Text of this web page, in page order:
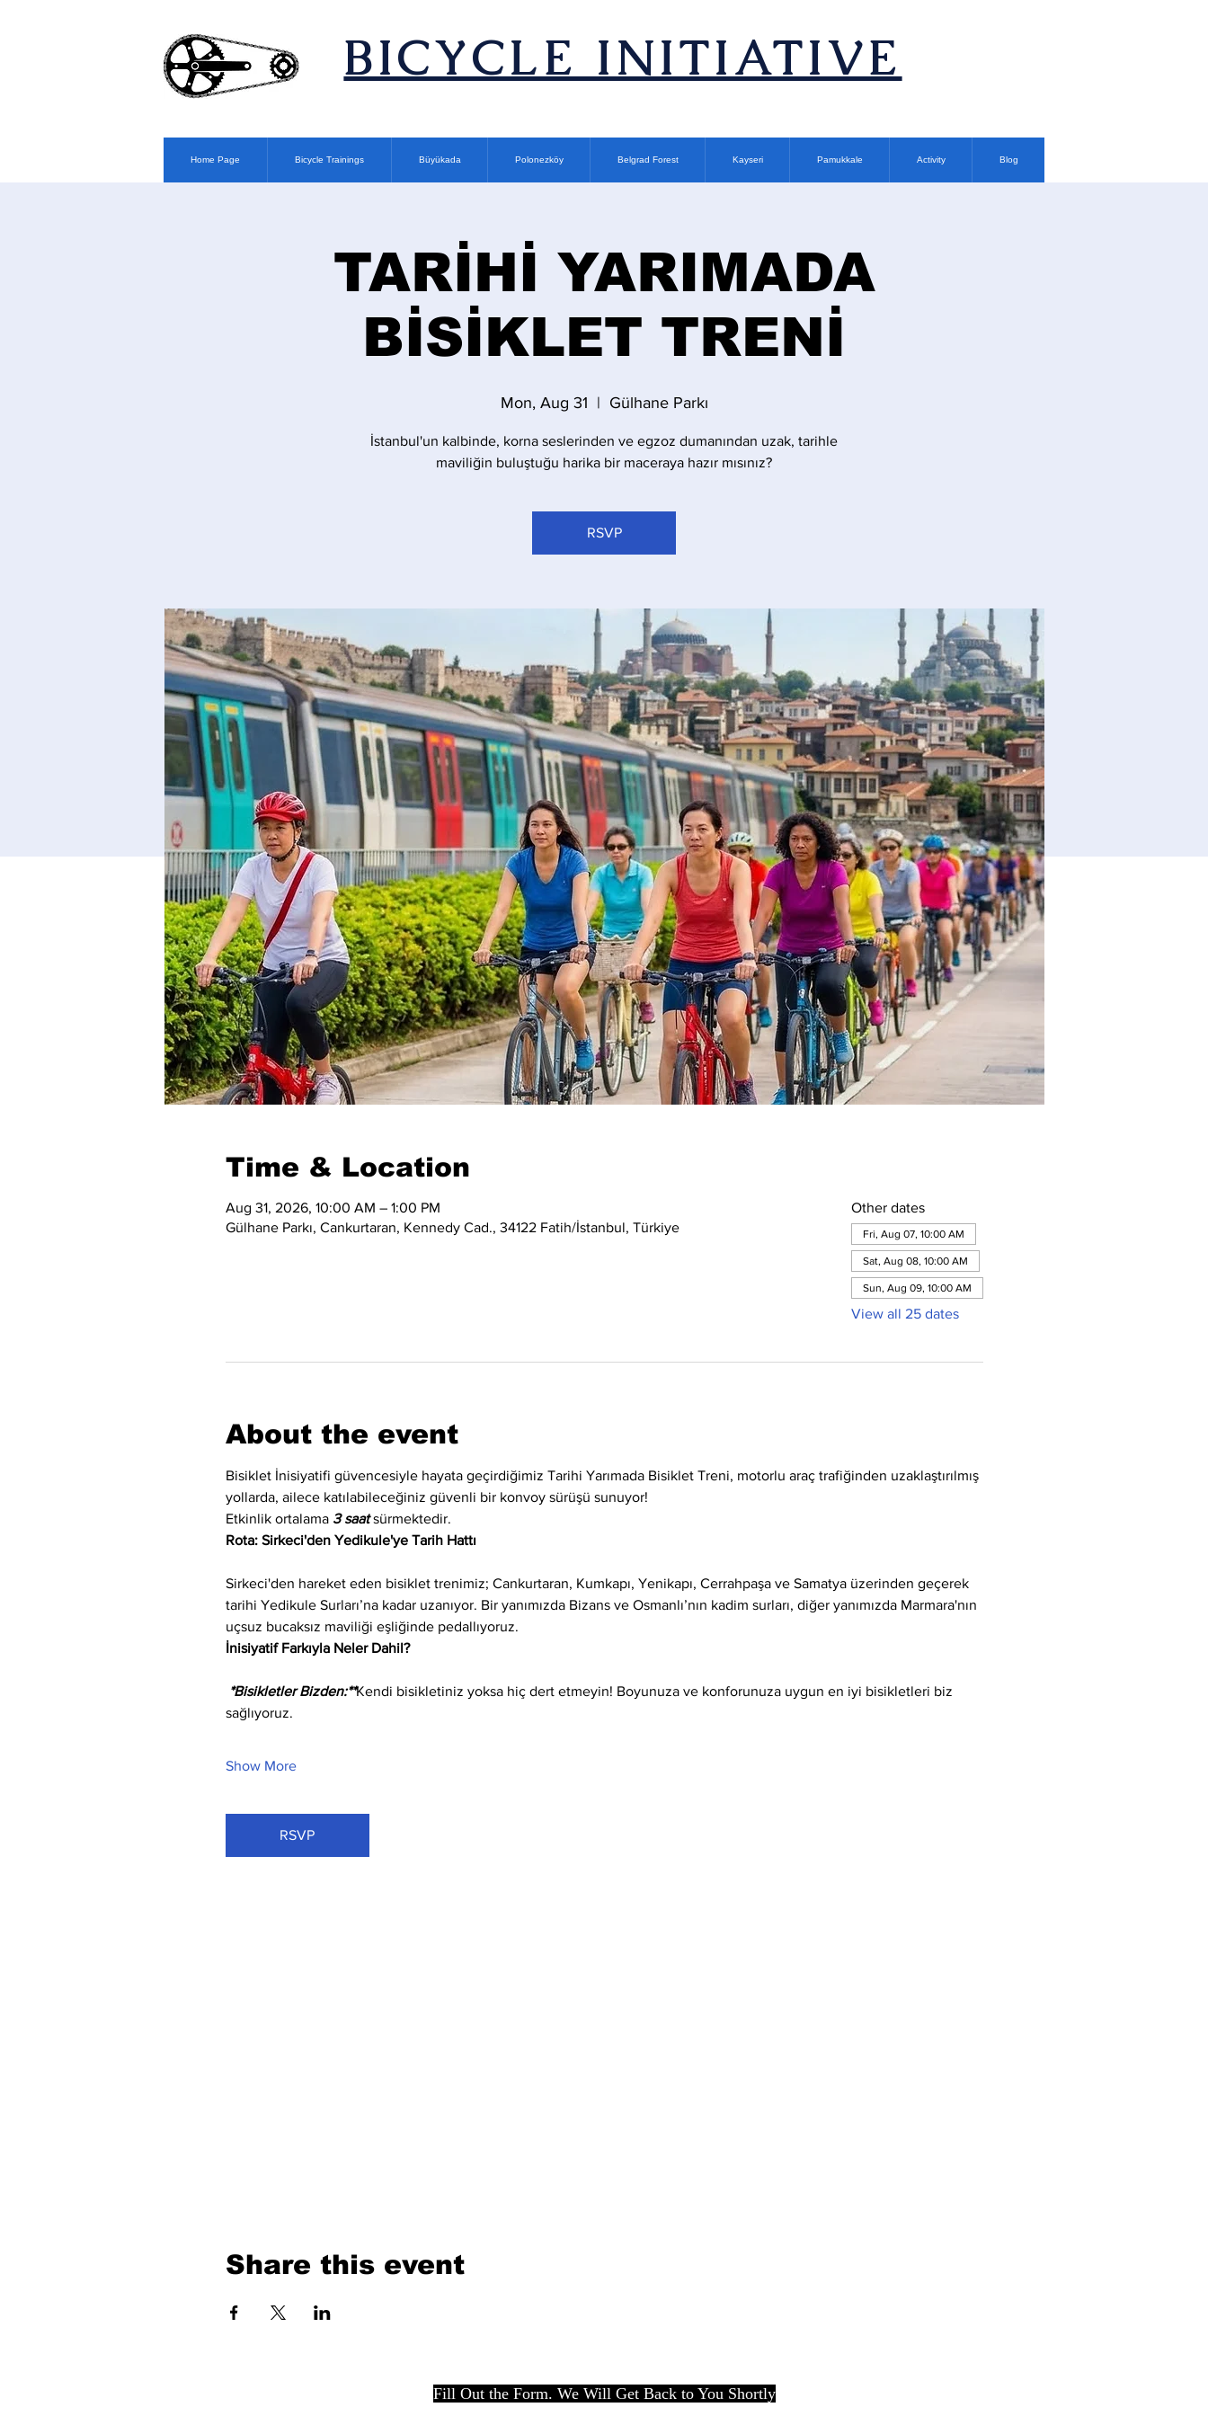
​BICYCLE INITIATIVE
Home Page Bicycle Trainings Büyükada Polonezköy Belgrad Forest Kayseri Pamukkale Activity Blog
TARİHİ YARIMADA
BİSİKLET TRENİ
Mon, Aug 31
  |
Gülhane Parkı
İstanbul'un kalbinde, korna seslerinden ve egzoz dumanından uzak, tarihle
maviliğin buluştuğu harika bir maceraya hazır mısınız?
RSVP
Time & Location
Aug 31, 2026, 10:00 AM – 1:00 PM
Gülhane Parkı, Cankurtaran, Kennedy Cad., 34122 Fatih/İstanbul, Türkiye
Other dates
Fri, Aug 07, 10:00 AM
Sat, Aug 08, 10:00 AM
Sun, Aug 09, 10:00 AM
View all 25 dates
About the event
Bisiklet İnisiyatifi güvencesiyle hayata geçirdiğimiz Tarihi Yarımada Bisiklet Treni, motorlu araç trafiğinden uzaklaştırılmış
yollarda, ailece katılabileceğiniz güvenli bir konvoy sürüşü sunuyor!
Etkinlik ortalama 3 saat sürmektedir.
Rota: Sirkeci'den Yedikule'ye Tarih Hattı
Sirkeci'den hareket eden bisiklet trenimiz; Cankurtaran, Kumkapı, Yenikapı, Cerrahpaşa ve Samatya üzerinden geçerek
tarihi Yedikule Surları’na kadar uzanıyor. Bir yanımızda Bizans ve Osmanlı’nın kadim surları, diğer yanımızda Marmara'nın
uçsuz bucaksız maviliği eşliğinde pedallıyoruz.
İnisiyatif Farkıyla Neler Dahil?
*Bisikletler Bizden:**Kendi bisikletiniz yoksa hiç dert etmeyin! Boyunuza ve konforunuza uygun en iyi bisikletleri biz
sağlıyoruz.
Show More
RSVP
Share this event
Fill Out the Form. We Will Get Back to You Shortly